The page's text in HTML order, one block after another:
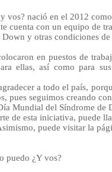
vos? nació en el 2012
cuenta con un equipo de
y otras condiciones
en puestos de
ellas, así como para
a todo el país,
pues seguimos creando
Mundial del Síndrome de
de esta iniciativa, puede
puede visitar la
puedo ¿Y vos?